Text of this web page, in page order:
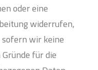
oder eine
widerrufen,
wir keine
für die